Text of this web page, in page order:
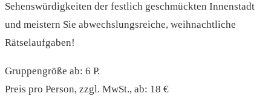
Sehenswürdigkeiten der festlich geschmückten Innenstadt
und meistern Sie abwechslungsreiche, weihnachtliche
Rätselaufgaben!
Gruppengröße ab: 6 P.
Preis pro Person, zzgl. MwSt., ab: 18 €